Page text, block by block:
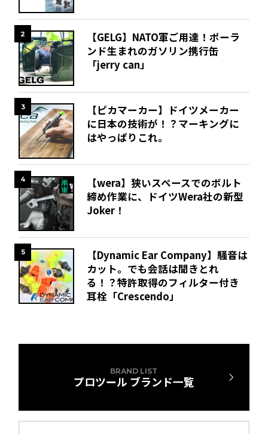
2
【GELG】NATO軍ご用達！ポーラ
ンド生まれのガソリン携行缶
「jerry can」
3
【ピカマーカー】ドイツメーカー
に日本の技術が！？マーキングに
はやっぱりこれ。
4
【wera】狭いスペースでのボルト
締め作業に、ドイツWera社の新型
Joker！
5
【Dynamic Ear Company】騒音は
カット。でも会話は聞きとれ
る！？特許取得のフィルター付き
耳栓「Crescendo」
BRAND LIST
プロツール ブランド一覧